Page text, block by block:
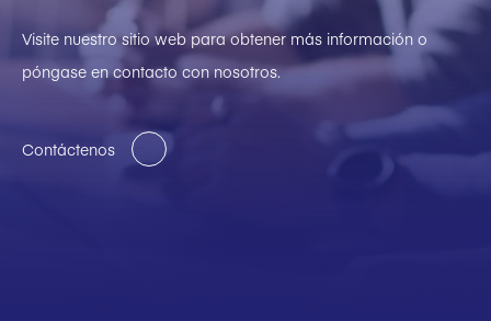
Visite nuestro sitio web para obtener más información o
póngase en contacto con nosotros.
Contáctenos